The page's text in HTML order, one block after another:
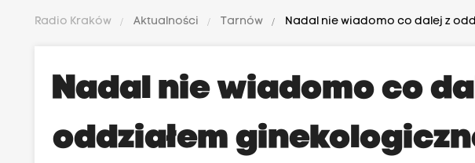
Radio Kraków Aktualności Tarnów Nadal nie wiadomo co dalej z
Nadal nie wiadomo co
oddziałem